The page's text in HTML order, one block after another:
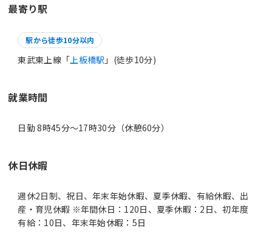
最寄り駅
駅から徒歩10分以内
東武東上線「 上板橋駅 」(徒歩10分)
就業時間
日勤 8時45分〜17時30分（休憩60分）
休日休暇
週休2日制、祝日、年末年始休暇、夏季休暇、有給休暇、出
産・育児休暇 ※年間休日：120日、夏季休暇：2日、初年度
有給：10日、年末年始休暇：5日